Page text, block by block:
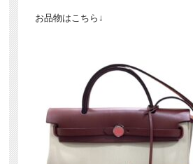
お品物はこちら↓